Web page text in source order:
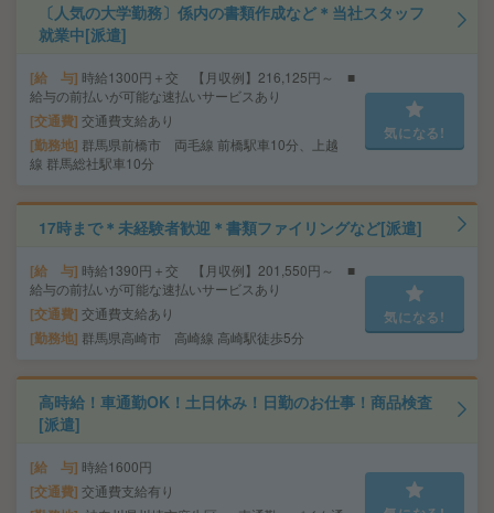
〔人気の大学勤務〕係内の書類作成など＊当社スタッフ
就業中[派遣]
給 与 時給1300円＋交 【月収例】216,125円～ ■
給与の前払いが可能な速払いサービスあり
交通費 交通費支給あり
勤務地 群馬県前橋市 両毛線 前橋駅車10分、上越
線 群馬総社駅車10分
気になる!
17時まで＊未経験者歓迎＊書類ファイリングなど[派遣]
給 与 時給1390円＋交 【月収例】201,550円～ ■
給与の前払いが可能な速払いサービスあり
交通費 交通費支給あり
勤務地 群馬県高崎市 高崎線 高崎駅徒歩5分
気になる!
高時給！車通勤OK！土日休み！日勤のお仕事！商品検査
[派遣]
給 与 時給1600円
交通費 交通費支給有り